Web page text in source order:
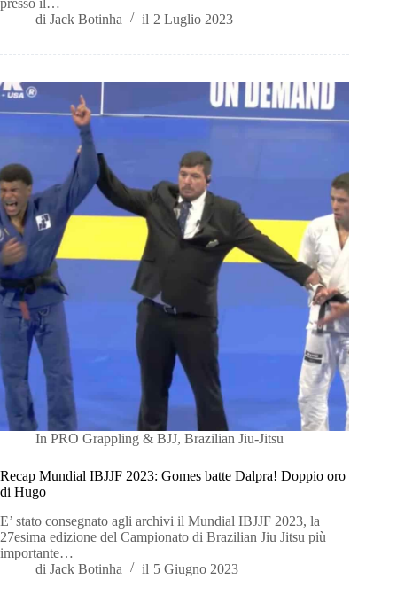
di Jack Botinha il 2 Luglio 2023
In PRO Grappling & BJJ,Brazilian Jiu-Jitsu
Recap Mundial IBJJF 2023: Gomes batte Dalpra! Doppio oro
di Hugo
E’ stato consegnato agli archivi il Mundial IBJJF 2023, la
27esima edizione del Campionato di Brazilian Jiu Jitsu più
importante…
di Jack Botinha il 5 Giugno 2023